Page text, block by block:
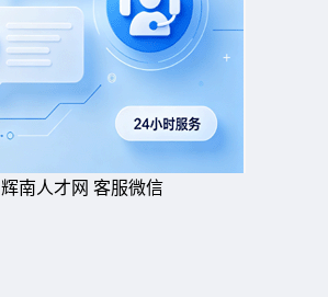
辉南人才网 客服微信